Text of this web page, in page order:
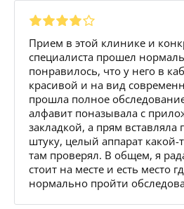
Прием в этой клинике и
специалиста прошел
понравилось, что у него в
красивой и на вид
прошла полное
алфавит поназывала с
закладкой, а прям вставляла
штуку, целый аппарат какой-
там проверял. В общем, я
стоит на месте и есть место
нормально пройти